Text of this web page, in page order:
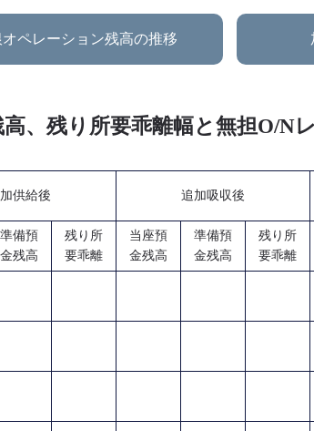
オペレーション残高の推移
、残り所要乖離幅と無担O/N
供給後 追加吸収後
準備預
金残高
残り所
要乖離
当座預
金残高
準備預
金残高
残り所
要乖離